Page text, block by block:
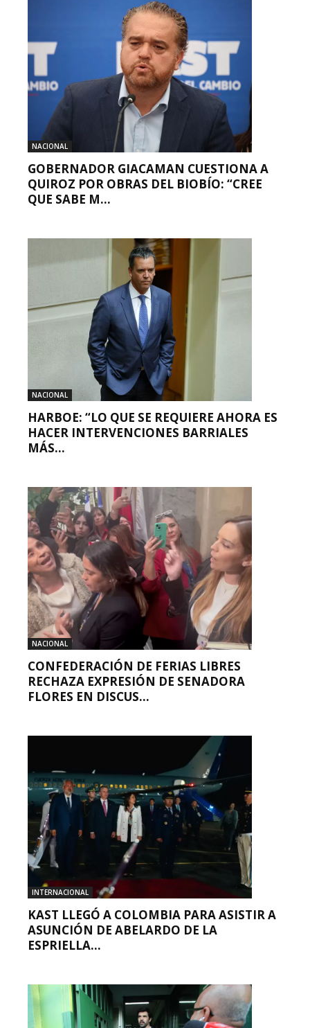
NACIONAL
GOBERNADOR GIACAMAN CUESTIONA A
QUIROZ POR OBRAS DEL BIOBÍO: “CREE
QUE SABE M...
NACIONAL
HARBOE: “LO QUE SE REQUIERE AHORA ES
HACER INTERVENCIONES BARRIALES
MÁS...
NACIONAL
CONFEDERACIÓN DE FERIAS LIBRES
RECHAZA EXPRESIÓN DE SENADORA
FLORES EN DISCUS...
INTERNACIONAL
KAST LLEGÓ A COLOMBIA PARA ASISTIR A
ASUNCIÓN DE ABELARDO DE LA
ESPRIELLA...